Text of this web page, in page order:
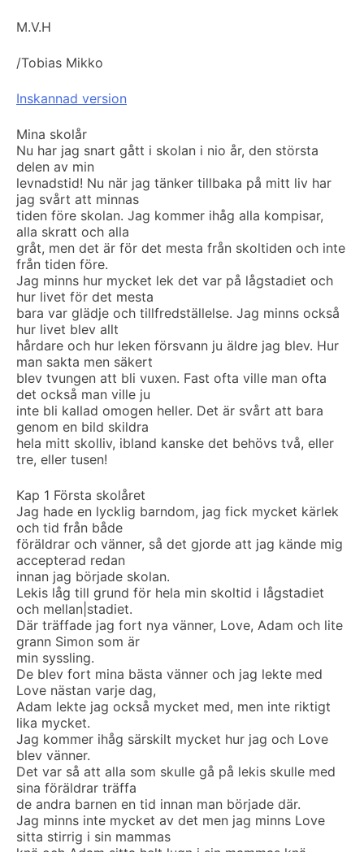
M.V.H
/Tobias Mikko
Inskannad version
Mina skolår
Nu har jag snart gått i skolan i nio år, den största
delen av min
levnadstid! Nu när jag tänker tillbaka på mitt liv har
jag svårt att minnas
tiden före skolan. Jag kommer ihåg alla kompisar,
alla skratt och alla
gråt, men det är för det mesta från skoltiden och inte
från tiden före.
Jag minns hur mycket lek det var på lågstadiet och
hur livet för det mesta
bara var glädje och tillfredställelse. Jag minns också
hur livet blev allt
hårdare och hur leken försvann ju äldre jag blev. Hur
man sakta men säkert
blev tvungen att bli vuxen. Fast ofta ville man ofta
det också man ville ju
inte bli kallad omogen heller. Det är svårt att bara
genom en bild skildra
hela mitt skolliv, ibland kanske det behövs två, eller
tre, eller tusen!
Kap 1 Första skolåret
Jag hade en lycklig barndom, jag fick mycket kärlek
och tid från både
föräldrar och vänner, så det gjorde att jag kände mig
accepterad redan
innan jag började skolan.
Lekis låg till grund för hela min skoltid i lågstadiet
och mellan|stadiet.
Där träffade jag fort nya vänner, Love, Adam och lite
grann Simon som är
min syssling.
De blev fort mina bästa vänner och jag lekte med
Love nästan varje dag,
Adam lekte jag också mycket med, men inte riktigt
lika mycket.
Jag kommer ihåg särskilt mycket hur jag och Love
blev vänner.
Det var så att alla som skulle gå på lekis skulle med
sina föräldrar träffa
de andra barnen en tid innan man började där.
Jag minns inte mycket av det men jag minns Love
sitta stirrig i sin mammas